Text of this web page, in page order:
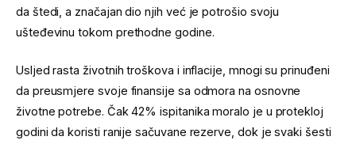
da štedi, a značajan dio njih već je potrošio svoju
ušteđevinu tokom prethodne godine.
Usljed rasta životnih troškova i inflacije, mnogi su prinuđeni
da preusmjere svoje finansije sa odmora na osnovne
životne potrebe. Čak 42% ispitanika moralo je u protekloj
godini da koristi ranije sačuvane rezerve, dok je svaki šesti